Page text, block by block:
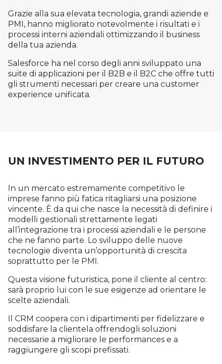
Grazie alla sua elevata tecnologia, grandi aziende e
PMI, hanno migliorato notevolmente i risultati e i
processi interni aziendali ottimizzando il business
della tua azienda.
Salesforce ha nel corso degli anni sviluppato una
suite di applicazioni per il B2B e il B2C che offre tutti
gli strumenti necessari per creare una customer
experience unificata.
UN INVESTIMENTO PER IL FUTURO
In un mercato estremamente competitivo le
imprese fanno più fatica ritagliarsi una posizione
vincente. È da qui che nasce la necessità di definire i
modelli gestionali strettamente legati
all’integrazione tra i processi aziendali e le persone
che ne fanno parte. Lo sviluppo delle nuove
tecnologie diventa un’opportunità di crescita
soprattutto per le PMI.
Questa visione futuristica, pone il cliente al centro:
sarà proprio lui con le sue esigenze ad orientare le
scelte aziendali.
Il CRM coopera con i dipartimenti per fidelizzare e
soddisfare la clientela offrendogli soluzioni
necessarie a migliorare le performances e a
raggiungere gli scopi prefissati.